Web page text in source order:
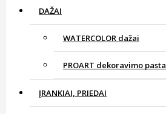
DAŽAI
WATERCOLOR dažai
PROART dekoravimo pasta
ĮRANKIAI, PRIEDAI